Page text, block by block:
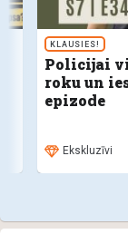
KLAUSIES!
Policijai
roku un
epizode
Ekskluzīvi